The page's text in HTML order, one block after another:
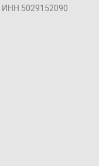
ИНН 5029152090